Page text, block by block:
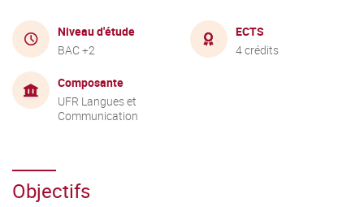
Niveau d'étude
BAC +2
ECTS
4 crédits
Composante
UFR Langues et
Communication
Objectifs